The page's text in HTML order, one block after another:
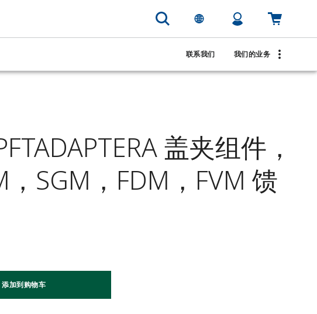
联系我们 我们的业务
盖夹组件，
SGM，FDM，FVM 馈
添加到购物车